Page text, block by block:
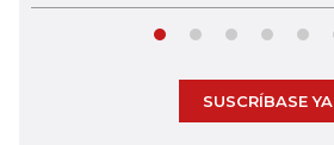
SUSCRÍBASE YA